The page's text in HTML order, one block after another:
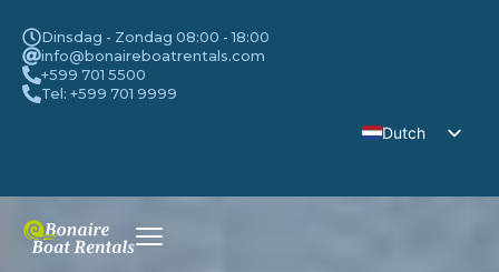
Dinsdag - Zondag 08:00 - 18:00
info@bonaireboatrentals.com
+599 701 5500
Tel: +599 701 9999
Dutch